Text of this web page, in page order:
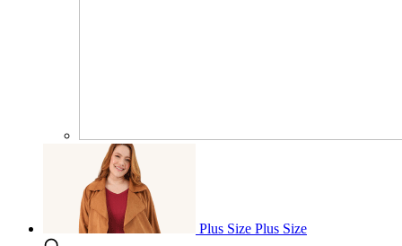
Plus Size Plus Size